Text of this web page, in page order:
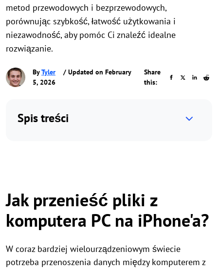
metod przewodowych i bezprzewodowych,
porównując szybkość, łatwość użytkowania i
niezawodność, aby pomóc Ci znaleźć idealne
rozwiązanie.
ByTyler
/ Updated on February
5, 2026
Share
this:
Spis treści
Jak przenieść pliki z
komputera PC na iPhone'a?
W coraz bardziej wielourządzeniowym świecie
potrzeba przenoszenia danych między komputerem z